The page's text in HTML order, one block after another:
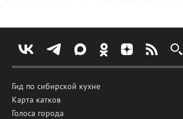
Гид по сибирской кухне
Карта катков
Голоса города